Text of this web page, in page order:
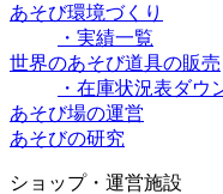
あそび環境づくり
・実績一覧
世界のあそび道具の販売
・在庫状況表ダウ
あそび場の運営
あそびの研究
ショップ・運営施設